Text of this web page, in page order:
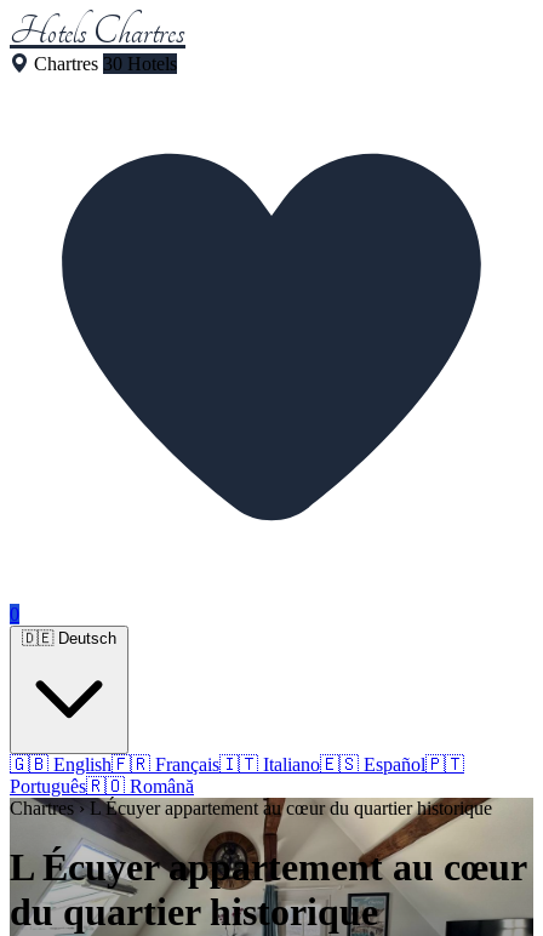
Hotels Chartres
Chartres 30 Hotels
0
🇬🇧 English🇫🇷 Français🇮🇹 Italiano🇪🇸 Español🇵🇹
Português🇷🇴 Română
Chartres › L Écuyer appartement au cœur du quartier historique
L Écuyer appartement au cœur
du quartier historique